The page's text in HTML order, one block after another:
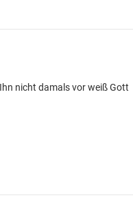
nicht damals vor weiß Gott